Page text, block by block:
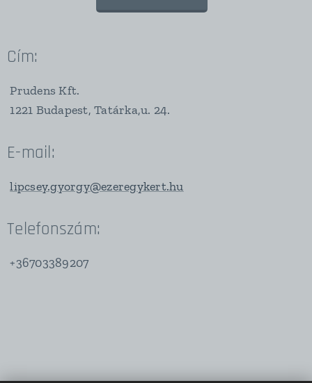
Cím:
Prudens Kft.
1221 Budapest, Tatárka,u. 24.
E-mail:
lipcsey.gyorgy@ezeregykert.hu
Telefonszám:
+36703389207